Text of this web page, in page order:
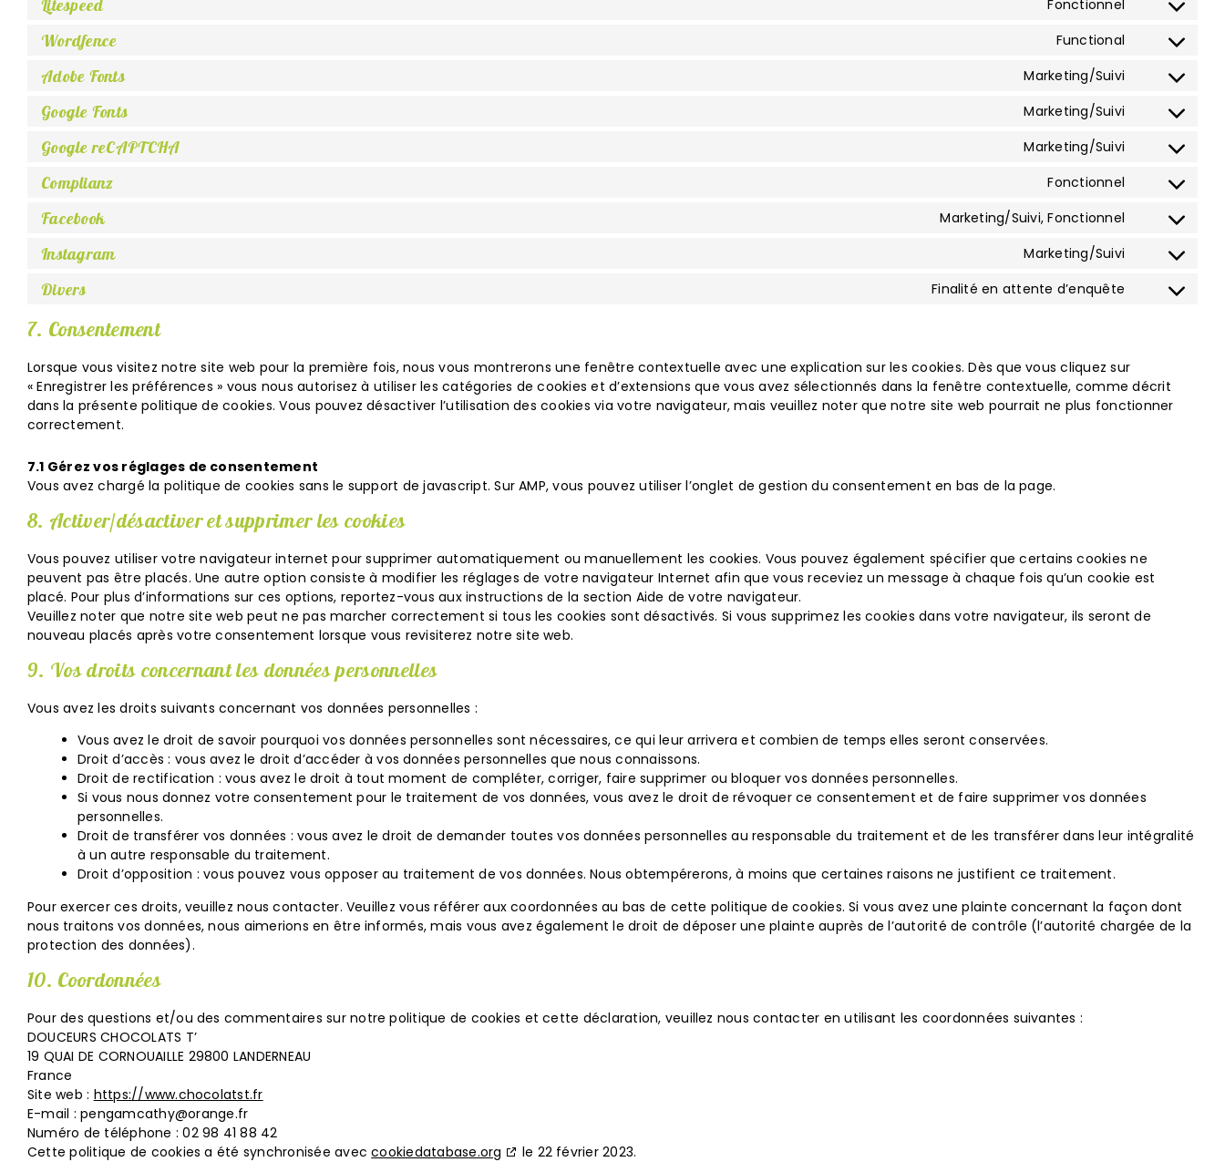
service
wordpress
Litespeed Fonctionnel
Consent
service
litespeed
Wordfence Functional
Consent
service
wordfence
Adobe Fonts Marketing/Suivi
Consent
service
adobe-
Google Fonts Marketing/Suivi
Consent
service
google-
Google reCAPTCHA Marketing/Suivi
Consent
service
google-
Complianz Fonctionnel
Consent
service
complianz
Facebook Marketing/Suivi, Fonctionnel
Consent
service
facebook
Instagram Marketing/Suivi
Consent
service
Divers Finalité en attente d’enquête
Consent
7. Consentement
Lorsque vous visitez notre site web pour la première fois, nous vous montrerons une fenêtre contextuelle avec une explication sur les cookies. Dès que vous cliquez sur
« Enregistrer les préférences » vous nous autorisez à utiliser les catégories de cookies et d’extensions que vous avez sélectionnés dans la fenêtre contextuelle, comme décrit
dans la présente politique de cookies. Vous pouvez désactiver l’utilisation des cookies via votre navigateur, mais veuillez noter que notre site web pourrait ne plus fonctionner
correctement.
7.1 Gérez vos réglages de consentement
Vous avez chargé la politique de cookies sans le support de javascript. Sur AMP, vous pouvez utiliser l’onglet de gestion du consentement en bas de la page.
8. Activer/désactiver et supprimer les cookies
Vous pouvez utiliser votre navigateur internet pour supprimer automatiquement ou manuellement les cookies. Vous pouvez également spécifier que certains cookies ne
peuvent pas être placés. Une autre option consiste à modifier les réglages de votre navigateur Internet afin que vous receviez un message à chaque fois qu’un cookie est
placé. Pour plus d’informations sur ces options, reportez-vous aux instructions de la section Aide de votre navigateur.
Veuillez noter que notre site web peut ne pas marcher correctement si tous les cookies sont désactivés. Si vous supprimez les cookies dans votre navigateur, ils seront de
nouveau placés après votre consentement lorsque vous revisiterez notre site web.
9. Vos droits concernant les données personnelles
Vous avez les droits suivants concernant vos données personnelles :
Vous avez le droit de savoir pourquoi vos données personnelles sont nécessaires, ce qui leur arrivera et combien de temps elles seront conservées.
Droit d’accès : vous avez le droit d’accéder à vos données personnelles que nous connaissons.
Droit de rectification : vous avez le droit à tout moment de compléter, corriger, faire supprimer ou bloquer vos données personnelles.
Si vous nous donnez votre consentement pour le traitement de vos données, vous avez le droit de révoquer ce consentement et de faire supprimer vos données
personnelles.
Droit de transférer vos données : vous avez le droit de demander toutes vos données personnelles au responsable du traitement et de les transférer dans leur intégralité
à un autre responsable du traitement.
Droit d’opposition : vous pouvez vous opposer au traitement de vos données. Nous obtempérerons, à moins que certaines raisons ne justifient ce traitement.
Pour exercer ces droits, veuillez nous contacter. Veuillez vous référer aux coordonnées au bas de cette politique de cookies. Si vous avez une plainte concernant la façon dont
nous traitons vos données, nous aimerions en être informés, mais vous avez également le droit de déposer une plainte auprès de l’autorité de contrôle (l’autorité chargée de la
protection des données).
10. Coordonnées
Pour des questions et/ou des commentaires sur notre politique de cookies et cette déclaration, veuillez nous contacter en utilisant les coordonnées suivantes :
DOUCEURS CHOCOLATS T’
19 QUAI DE CORNOUAILLE 29800 LANDERNEAU
France
Site web : https://www.chocolatst.fr
E-mail :pengamcathy@orange.fr
Numéro de téléphone : 02 98 41 88 42
Cette politique de cookies a été synchronisée aveccookiedatabase.org le 22 février 2023.